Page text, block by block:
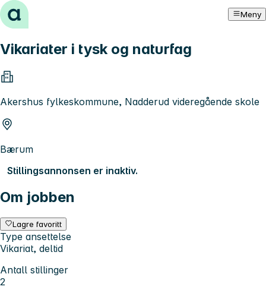
Hopp til innhold Meny
Vikariater i tysk og naturfag
Akershus fylkeskommune, Nadderud videregående skole
Bærum
Stillingsannonsen er inaktiv.
Om jobben
Lagre favoritt
Type ansettelse
Vikariat, deltid
Antall stillinger
2